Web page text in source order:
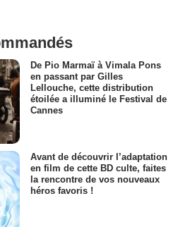
De Pio Marmaï à Vimala Pons
en passant par Gilles
Lellouche, cette distribution
étoilée a illuminé le Festival de
Cannes
Avant de découvrir l’adaptation
en film de cette BD culte, faites
la rencontre de vos nouveaux
héros favoris !